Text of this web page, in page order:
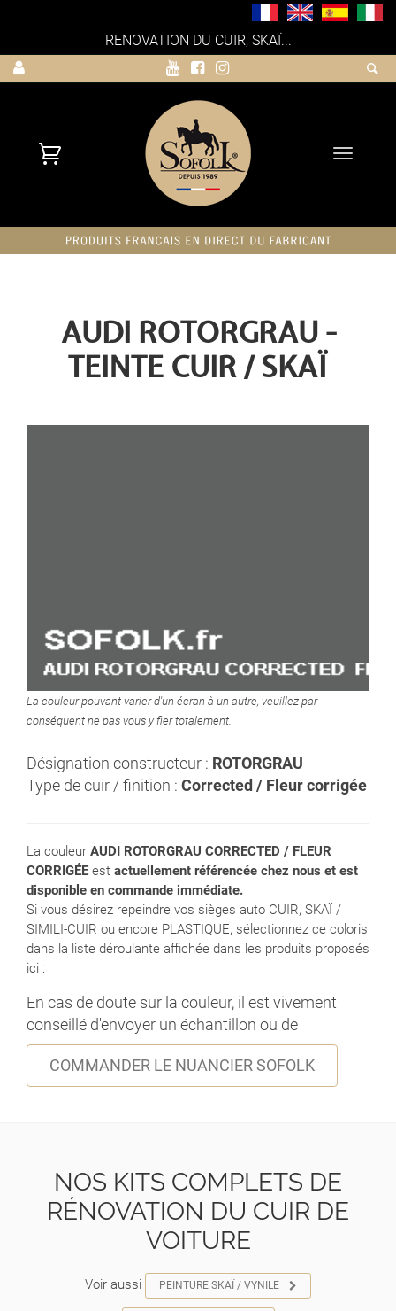
RENOVATION DU CUIR, SKAÏ...
Toggle
AUDI ROTORGRAU -
TEINTE CUIR / SKAÏ
La couleur pouvant varier d'un écran à un autre, veuillez par
conséquent ne pas vous y fier totalement.
Désignation constructeur : ROTORGRAU
Type de cuir / finition : Corrected / Fleur corrigée
La couleur AUDI ROTORGRAU CORRECTED / FLEUR
CORRIGÉE est actuellement référencée chez nous et est
disponible en commande immédiate.
Si vous désirez repeindre vos sièges auto CUIR, SKAÏ /
SIMILI-CUIR ou encore PLASTIQUE, sélectionnez ce coloris
dans la liste déroulante affichée dans les produits proposés
ici :
En cas de doute sur la couleur, il est vivement
conseillé d'envoyer un échantillon ou de
COMMANDER LE NUANCIER SOFOLK
NOS KITS COMPLETS DE
RÉNOVATION DU CUIR DE
VOITURE
Voir aussi PEINTURE SKAÏ / VYNILE